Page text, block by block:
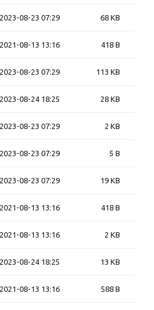
2023-08-23 07:29 68 KB
2021-08-13 13:16 418 B
2023-08-23 07:29 113 KB
2023-08-24 18:25 28 KB
2023-08-23 07:29 2 KB
2023-08-23 07:29 5 B
2023-08-23 07:29 19 KB
2021-08-13 13:16 418 B
2021-08-13 13:16 2 KB
2023-08-24 18:25 13 KB
2021-08-13 13:16 588 B